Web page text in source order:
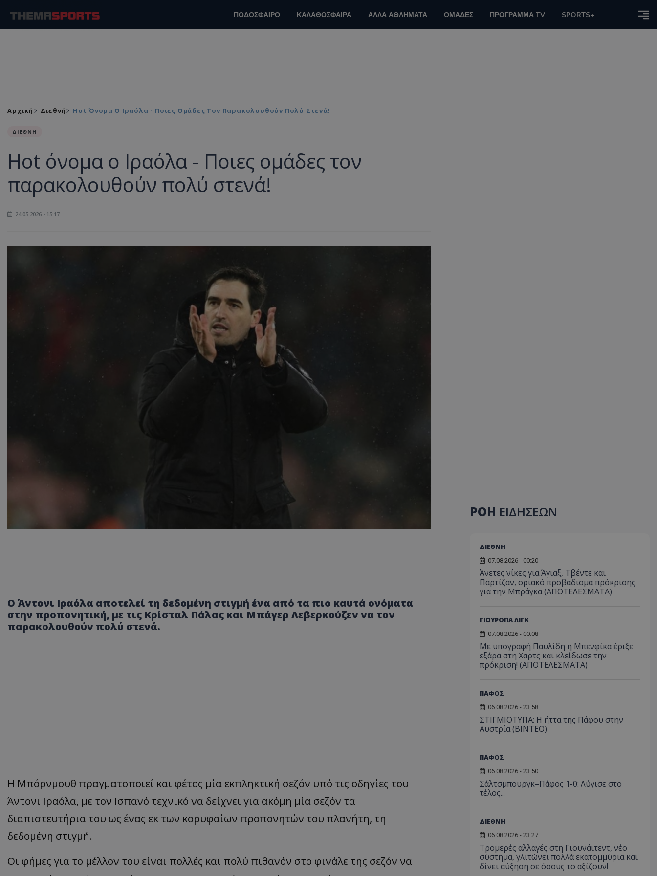
ΠΟΔΟΣΦΑΙΡΟ ΚΑΛΑΘΟΣΦΑΙΡΑ ΑΛΛΑ ΑΘΛΗΜΑΤΑ ΟΜΑΔΕΣ ΠΡΟΓΡΑΜΜΑ TV SPORTS+
Αρχική Διεθνή Hot Όνομα Ο Ιραόλα - Ποιες Ομάδες Τον Παρακολουθούν Πολύ Στενά!
ΔΙΕΘΝΗ
Hot όνομα ο Ιραόλα - Ποιες ομάδες τον
παρακολουθούν πολύ στενά!
24.05.2026 - 15:17
Ο Άντονι Ιραόλα αποτελεί τη δεδομένη στιγμή ένα από τα πιο καυτά ονόματα
στην προπονητική, με τις Κρίσταλ Πάλας και Μπάγερ Λεβερκούζεν να τον
παρακολουθούν πολύ στενά.
Η Μπόρνμουθ πραγματοποιεί και φέτος μία εκπληκτική σεζόν υπό τις οδηγίες του
Άντονι Ιραόλα, με τον Ισπανό τεχνικό να δείχνει για ακόμη μία σεζόν τα
διαπιστευτήρια του ως ένας εκ των κορυφαίων προπονητών του πλανήτη, τη
δεδομένη στιγμή.
Οι φήμες για το μέλλον του είναι πολλές και πολύ πιθανόν στο φινάλε της σεζόν να
ΡΟΗ ΕΙΔΗΣΕΩΝ
ΔΙΕΘΝΗ
07.08.2026 - 00:20
Άνετες νίκες για Άγιαξ, Τβέντε και
Παρτίζαν, οριακό προβάδισμα πρόκρισης
για την Μπράγκα (ΑΠΟΤΕΛΕΣΜΑΤΑ)
ΓΙΟΥΡΟΠΑ ΛΙΓΚ
07.08.2026 - 00:08
Με υπογραφή Παυλίδη η Μπενφίκα έριξε
εξάρα στη Χαρτς και κλείδωσε την
πρόκριση! (ΑΠΟΤΕΛΕΣΜΑΤΑ)
ΠΑΦΟΣ
06.08.2026 - 23:58
ΣΤΙΓΜΙΟΤΥΠΑ: Η ήττα της Πάφου στην
Αυστρία (ΒΙΝΤΕΟ)
ΠΑΦΟΣ
06.08.2026 - 23:50
Σάλτσμπουργκ–Πάφος 1-0: Λύγισε στο
τέλος...
ΔΙΕΘΝΗ
06.08.2026 - 23:27
Τρομερές αλλαγές στη Γιουνάιτεντ, νέο
σύστημα, γλιτώνει πολλά εκατομμύρια και
δίνει αύξηση σε όσους το αξίζουν!